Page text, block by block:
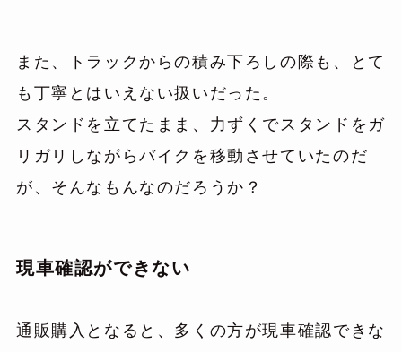
また、トラックからの積み下ろしの際も、とて
も丁寧とはいえない扱いだった。
スタンドを立てたまま、力ずくでスタンドをガ
リガリしながらバイクを移動させていたのだ
が、そんなもんなのだろうか？
現車確認ができない
通販購入となると、多くの方が現車確認できな